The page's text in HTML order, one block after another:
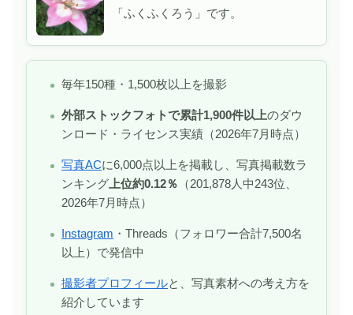
「ふくふくろう」です。
毎年150種・1,500枚以上を撮影
外部ストックフォトで累計1,900件以上のダウ
ンロード・ライセンス実績（2026年7月時点）
写真ACに6,000点以上を掲載し、写真掲載数ラ
ンキング 上位約0.12％ （201,878人中243位、
2026年7月時点）
Instagram ・Threads（フォロワー合計7,500名
以上）で発信中
撮影者プロフィールと、写真素材への考え方を
紹介しています